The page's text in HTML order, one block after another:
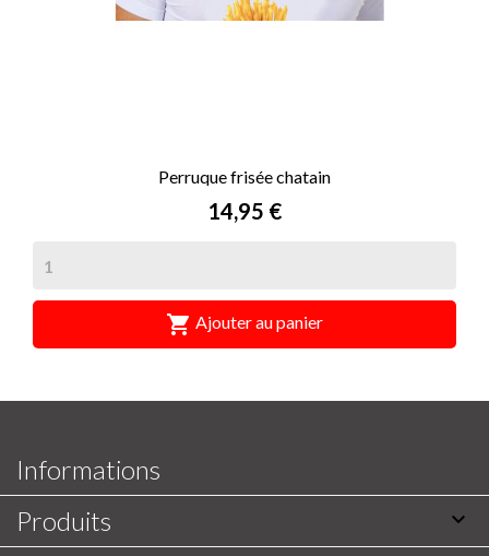
Perruque frisée chatain
Prix
14,95 €
 Ajouter au panier
Informations
Produits
